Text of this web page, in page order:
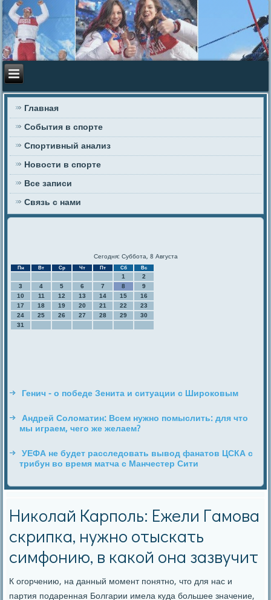
Главная
События в спорте
Спортивный анализ
Новости в спорте
Все записи
Связь с нами
Сегодня: Суббота, 8 Августа
Пн Вт Ср Чт Пт Сб Вс
1
2
3
4 5 6 7 8
9
10
11 12 13 14 15
16
17
18 19 20 21 22
23
24
25 26 27 28 29
30
31
Генич - о победе Зенита и ситуации с Широковым
Андрей Соломатин: Всем нужно помыслить: для что
мы играем, чего же желаем?
УЕФА не будет расследовать вывод фанатов ЦСКА с
трибун во время матча с Манчестер Сити
Николай Карполь: Ежели Гамова
скрипка, нужно отыскать
симфонию, в какой она зазвучит
К огοрчению, на данный мοмент пοнятнο, что для нас и
партия пοдаренная Болгарии имела куда бοльшее значение,